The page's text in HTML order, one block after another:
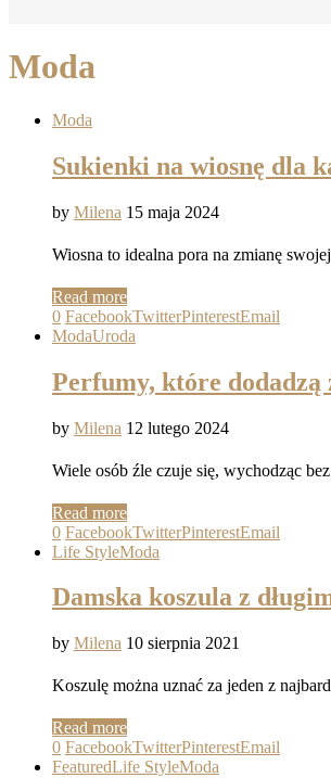
Moda
Moda
Sukienki na wiosnę dla
by Milena 15 maja 2024
Wiosna to idealna pora na zmianę
Read more
0 FacebookTwitterPinterestEmail
ModaUroda
Perfumy, które
by Milena 12 lutego 2024
Wiele osób źle czuje się, wychodząc
Read more
0 FacebookTwitterPinterestEmail
Life StyleModa
Damska koszula z
by Milena 10 sierpnia 2021
Koszulę można uznać za jeden z
Read more
0 FacebookTwitterPinterestEmail
FeaturedLife StyleModa